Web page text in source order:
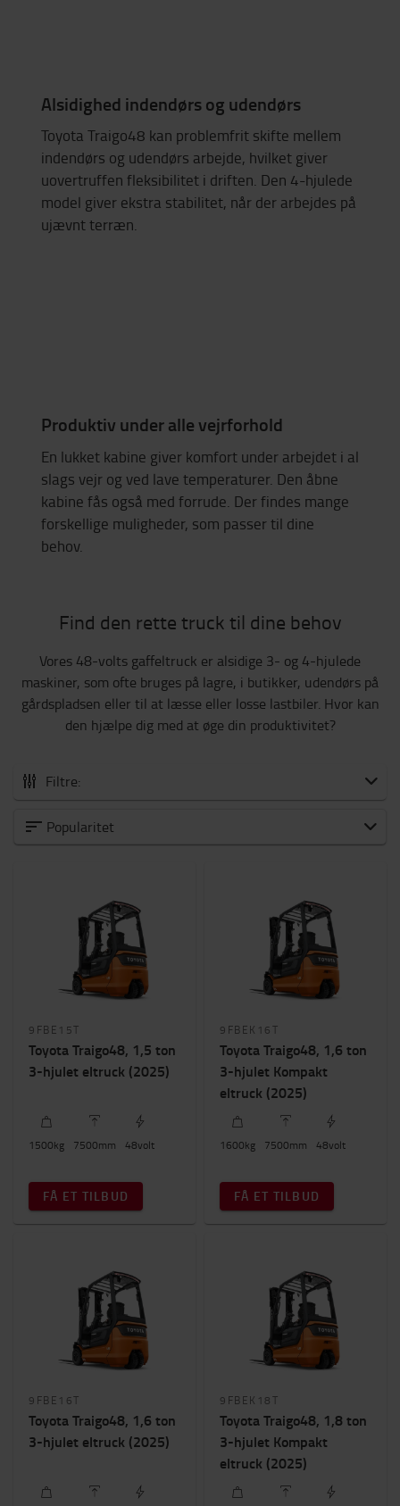
Alsidighed indendørs og udendørs
Toyota Traigo48 kan problemfrit skifte mellem
indendørs og udendørs arbejde, hvilket giver
uovertruffen fleksibilitet i driften. Den 4-hjulede
model giver ekstra stabilitet, når der arbejdes på
ujævnt terræn.
Produktiv under alle vejrforhold
En lukket kabine giver komfort under arbejdet i al
slags vejr og ved lave temperaturer. Den åbne
kabine fås også med forrude. Der findes mange
forskellige muligheder, som passer til dine
behov.
Find den rette truck til dine behov
Vores 48-volts gaffeltruck er alsidige 3- og 4-hjulede
maskiner, som ofte bruges på lagre, i butikker, udendørs på
gårdspladsen eller til at læsse eller losse lastbiler. Hvor kan
den hjælpe dig med at øge din produktivitet?
Filtre:
Alle elektriske gaffeltruck
2000 til 5000 kg
6000 til 8000 kg
Hvilken anvendelse?
Produktion(14)
Udendørs(6)
Smalgang(3)
2000kg
Løftehøjde (mm)
7501mm
(8)
(6)
Byggehøjde
Popularitet
9FBE15T
Toyota Traigo48, 1,5 ton
3-hjulet eltruck (2025)
1500kg 7500mm 48volt
FÅ ET TILBUD
9FBEK16T
Toyota Traigo48, 1,6 ton
3-hjulet Kompakt
eltruck (2025)
1600kg 7500mm 48volt
FÅ ET TILBUD
9FBE16T
Toyota Traigo48, 1,6 ton
3-hjulet eltruck (2025)
9FBEK18T
Toyota Traigo48, 1,8 ton
3-hjulet Kompakt
eltruck (2025)